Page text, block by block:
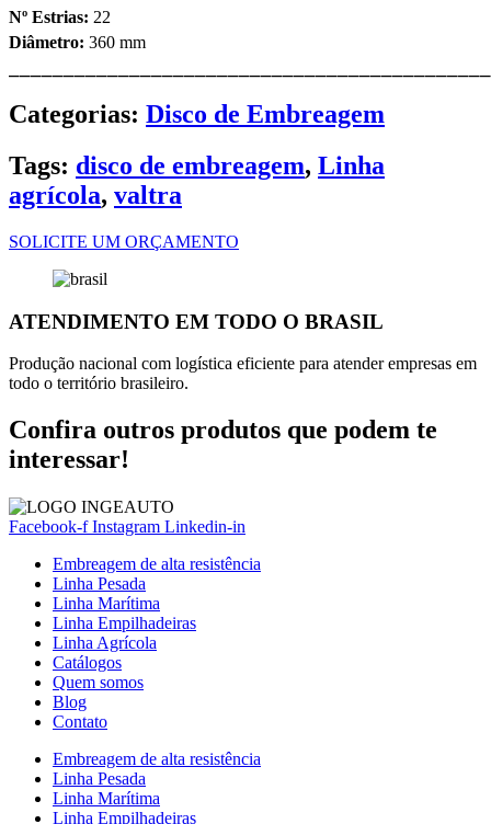
Nº Estrias: 22
Diâmetro: 360 mm
Categorias: Disco de Embreagem
Tags: disco de embreagem, Linha
agrícola, valtra
SOLICITE UM ORÇAMENTO
ATENDIMENTO EM TODO O BRASIL
Produção nacional com logística eficiente para atender empresas em
todo o território brasileiro.
Confira outros produtos que podem te
interessar!
Facebook-f Instagram Linkedin-in
Embreagem de alta resistência
Linha Pesada
Linha Marítima
Linha Empilhadeiras
Linha Agrícola
Catálogos
Quem somos
Blog
Contato
Embreagem de alta resistência
Linha Pesada
Linha Marítima
Linha Empilhadeiras